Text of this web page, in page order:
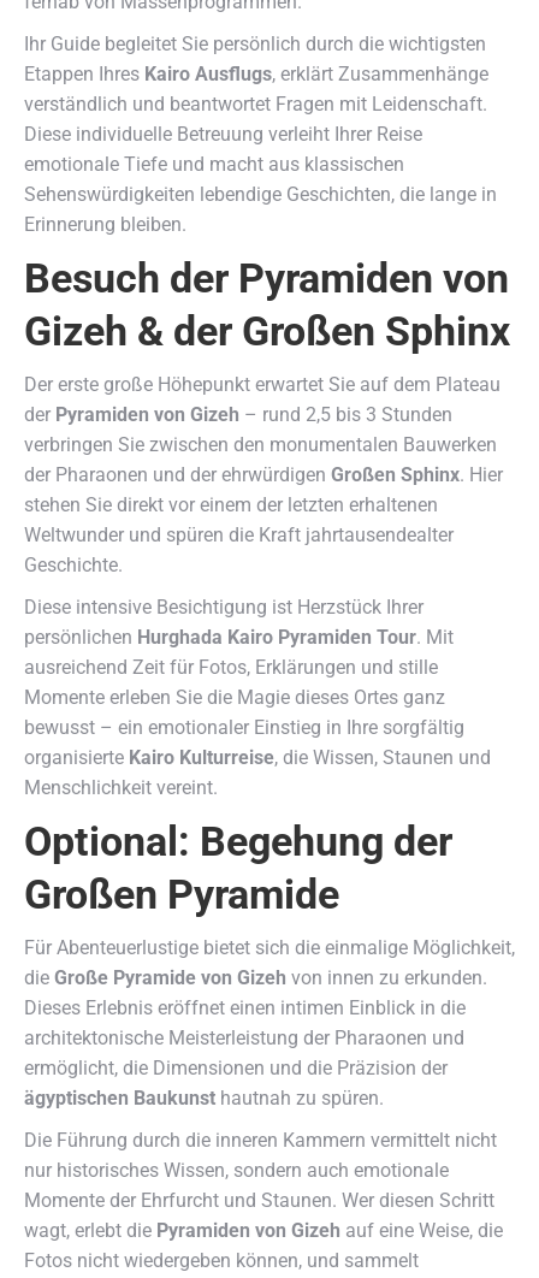
Ihr Guide begleitet Sie persönlich durch die wichtigsten
Etappen Ihres Kairo Ausflugs, erklärt Zusammenhänge
verständlich und beantwortet Fragen mit Leidenschaft.
Diese individuelle Betreuung verleiht Ihrer Reise
emotionale Tiefe und macht aus klassischen
Sehenswürdigkeiten lebendige Geschichten, die lange in
Erinnerung bleiben.
Besuch der Pyramiden von
Gizeh & der Großen Sphinx
Der erste große Höhepunkt erwartet Sie auf dem Plateau
der Pyramiden von Gizeh – rund 2,5 bis 3 Stunden
verbringen Sie zwischen den monumentalen Bauwerken
der Pharaonen und der ehrwürdigen Großen Sphinx. Hier
stehen Sie direkt vor einem der letzten erhaltenen
Weltwunder und spüren die Kraft jahrtausendealter
Geschichte.
Diese intensive Besichtigung ist Herzstück Ihrer
persönlichen Hurghada Kairo Pyramiden Tour. Mit
ausreichend Zeit für Fotos, Erklärungen und stille
Momente erleben Sie die Magie dieses Ortes ganz
bewusst – ein emotionaler Einstieg in Ihre sorgfältig
organisierte Kairo Kulturreise, die Wissen, Staunen und
Menschlichkeit vereint.
Optional: Begehung der
Großen Pyramide
Für Abenteuerlustige bietet sich die einmalige Möglichkeit,
die Große Pyramide von Gizeh von innen zu erkunden.
Dieses Erlebnis eröffnet einen intimen Einblick in die
architektonische Meisterleistung der Pharaonen und
ermöglicht, die Dimensionen und die Präzision der
ägyptischen Baukunst hautnah zu spüren.
Die Führung durch die inneren Kammern vermittelt nicht
nur historisches Wissen, sondern auch emotionale
Momente der Ehrfurcht und Staunen. Wer diesen Schritt
wagt, erlebt die Pyramiden von Gizeh auf eine Weise, die
Fotos nicht wiedergeben können, und sammelt